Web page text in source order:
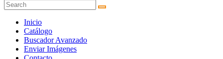
Inicio
Catálogo
Buscador Avanzado
Enviar Imágenes